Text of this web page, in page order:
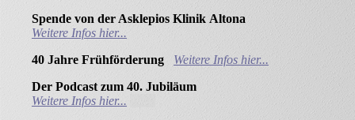
Spende von der Asklepios Klinik Altona
Weitere Infos hier...
40 Jahre Frühförderung Weitere Infos hier...
Der Podcast zum 40. Jubiläum
Weitere Infos hier...